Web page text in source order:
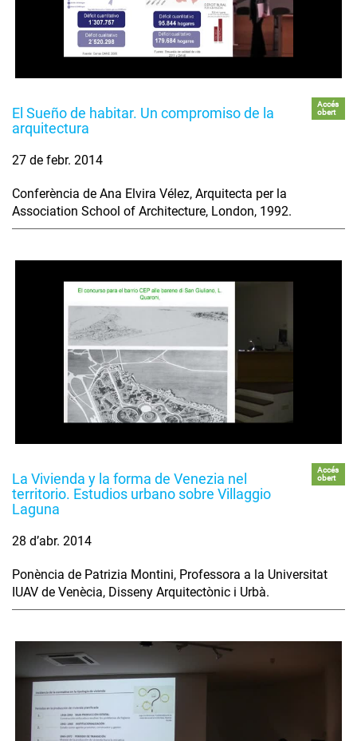
El Sueño de habitar. Un compromiso de la
arquitectura
Accés
obert
27 de febr. 2014
Conferència de Ana Elvira Vélez, Arquitecta per la
Association School of Architecture, London, 1992.
La Vivienda y la forma de Venezia nel
territorio. Estudios urbano sobre Villaggio
Laguna
Accés
obert
28 d’abr. 2014
Ponència de Patrizia Montini, Professora a la Universitat
IUAV de Venècia, Disseny Arquitectònic i Urbà.